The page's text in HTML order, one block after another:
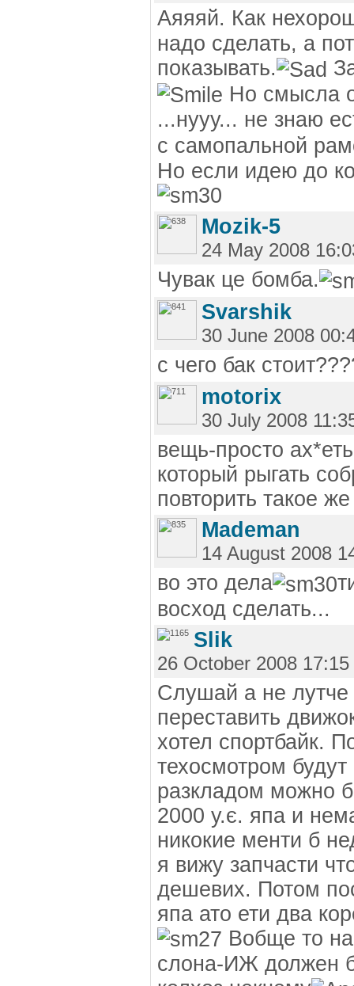
Аяяяй. Как
надо сделать, а
показывать.
Но смысла
...нууу... не знаю
с самопальной
Но если идею до
Mozik-5
24 May 2008
Чувак це бомба.
Svarshik
30 June 2008
с чего бак
motorix
30 July 2008
вещь-просто
который рыгать
повторить такое же
Mademan
14 August 2008
во это дела
восход сделать...
Slik
26 October 2008 17:15
Слушай а не лутче
переставить
хотел спортбайк.
техосмотром
разкладом можно
2000 у.є. япа и
никокие менти б
я вижу запчасти
дешевих. Потом
япа ато ети два
Вобще то
слона-ИЖ должен